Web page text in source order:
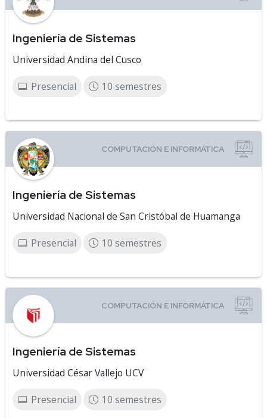
Ingeniería de Sistemas
Universidad Andina del Cusco
Presencial 10 semestres
Ingeniería de Sistemas
Universidad Nacional de San Cristóbal de Huamanga
Presencial 10 semestres
Ingeniería de Sistemas
Universidad César Vallejo UCV
Presencial 10 semestres